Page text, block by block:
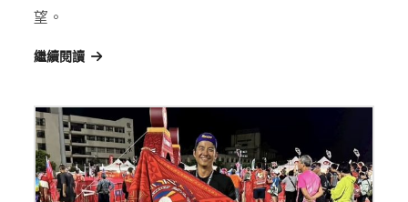
望。
繼續閱讀